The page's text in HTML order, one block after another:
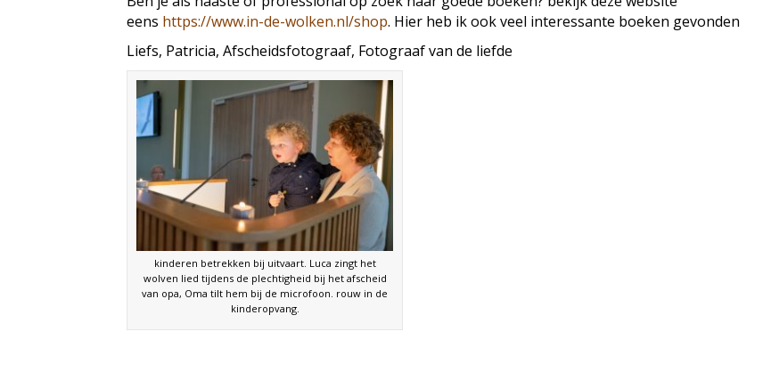
eens https://www.in-de-wolken.nl/shop. Hier heb ik ook veel interessante boeken gevonden
Liefs, Patricia, Afscheidsfotograaf, Fotograaf van de liefde
kinderen betrekken bij uitvaart. Luca zingt het
wolven lied tijdens de plechtigheid bij het afscheid
van opa, Oma tilt hem bij de microfoon. rouw in de
kinderopvang.